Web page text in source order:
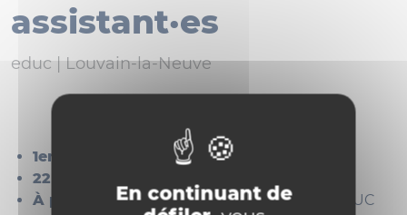
En continuant de
assistant·es
educ |Louvain-la-Neuve
1er mai :
Publication des offres
22 mai :
À partir du 2 juin :Auditions en Faculté EDUC